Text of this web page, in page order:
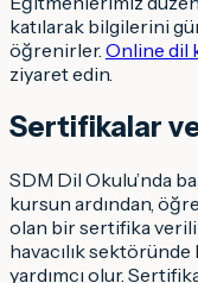
katılarak bilgilerini
öğrenirler. Online dil
ziyaret edin.
Sertifikalar
SDM Dil Okulu’nda
kursun ardından,
olan bir sertifika
havacılık
yardımcı olur.